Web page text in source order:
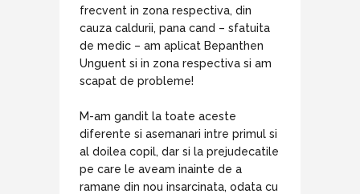
frecvent in zona respectiva, din
cauza caldurii, pana cand – sfatuita
de medic – am aplicat Bepanthen
Unguent si in zona respectiva si am
scapat de probleme!
M-am gandit la toate aceste
diferente si asemanari intre primul si
al doilea copil, dar si la prejudecatile
pe care le aveam inainte de a
ramane din nou insarcinata, odata cu